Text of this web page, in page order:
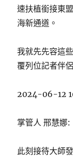
速扶植銜接東
海新通道。
我就先先容這
覆列位記者伴
2024-06-12
掌管人 邢慧娜:
此刻接待大師